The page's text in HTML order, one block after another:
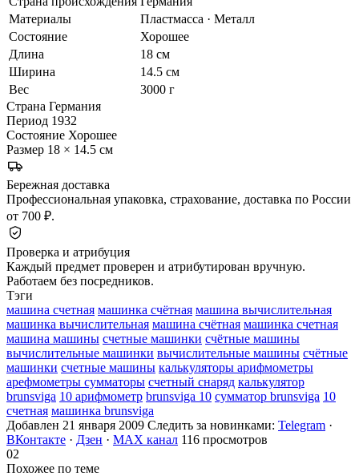
Материалы
Пластмасса · Металл
Состояние
Хорошее
Длина
18 см
Ширина
14.5 см
Вес
3000 г
Страна Германия
Период 1932
Состояние Хорошее
Размер 18 × 14.5 см
Бережная доставка
Профессиональная упаковка, страхование, доставка по России
от 700 ₽.
Проверка и атрибуция
Каждый предмет проверен и атрибутирован вручную.
Работаем без посредников.
Тэги
машина счетная машинка счётная машина вычислительная
машинка вычислительная машина счётная машинка счетная
машина машины счетные машинки счётные машины
вычислительные машинки вычислительные машины счётные
машинки счетные машины калькуляторы арифмометры
арефмометры сумматоры счетный снаряд калькулятор
brunsviga 10 арифмометр brunsviga 10 сумматор brunsviga 10
счетная машинка brunsviga
Добавлен 21 января 2009 Следить за новинками: Telegram ·
ВКонтакте · Дзен · MAX канал 116 просмотров
02
Похожее по теме